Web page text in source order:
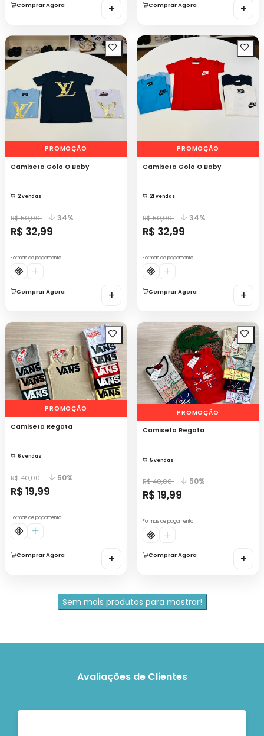
Comprar Agora + Comprar Agora +
PROMOÇÃO
Camiseta Gola O Baby
2 vendas
R$ 50,00 34%
R$ 32,99
Formas de pagamento
Comprar Agora +
PROMOÇÃO
Camiseta Gola O Baby
21 vendas
R$ 50,00 34%
R$ 32,99
Formas de pagamento
Comprar Agora +
PROMOÇÃO
Camiseta Regata
6 vendas
R$ 40,00 50%
R$ 19,99
Formas de pagamento
Comprar Agora +
PROMOÇÃO
Camiseta Regata
5 vendas
R$ 40,00 50%
R$ 19,99
Formas de pagamento
Comprar Agora +
Sem mais produtos para mostrar!
Avaliações de Clientes